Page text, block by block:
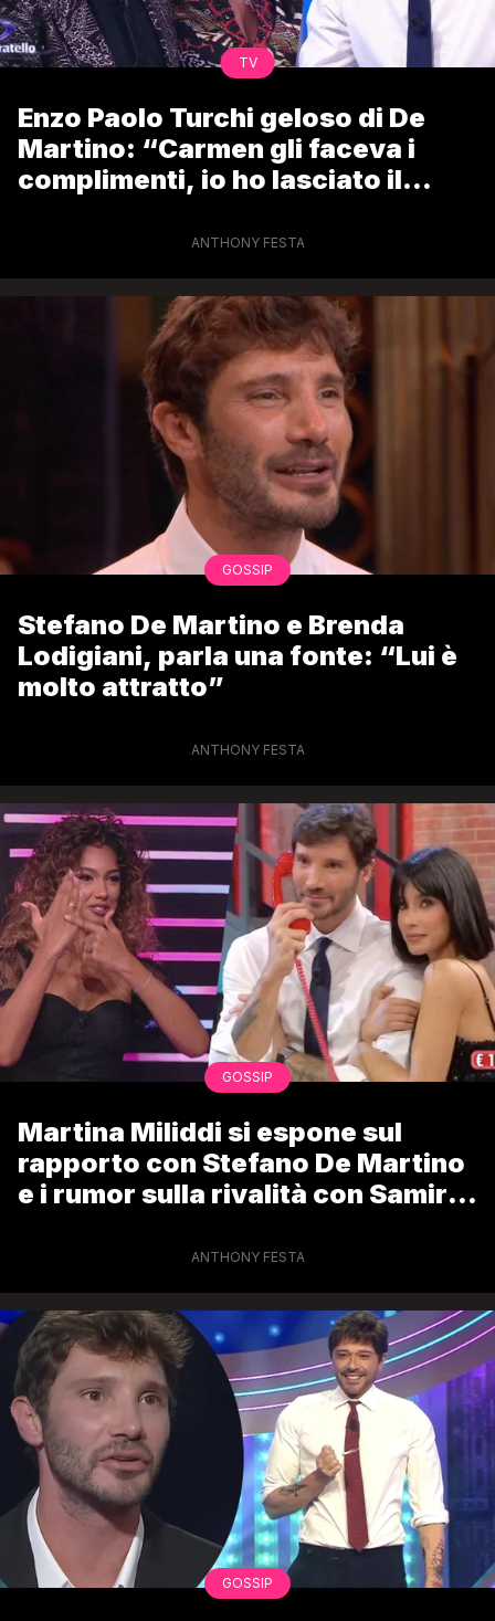
TV
Enzo Paolo Turchi geloso di De
Martino: “Carmen gli faceva i
complimenti, io ho lasciato il
ANTHONY FESTA
GOSSIP
Stefano De Martino e Brenda
Lodigiani, parla una fonte: “Lui è
molto attratto”
ANTHONY FESTA
GOSSIP
Martina Miliddi si espone sul
rapporto con Stefano De Martino
e i rumor sulla rivalità con Samira
ANTHONY FESTA
GOSSIP